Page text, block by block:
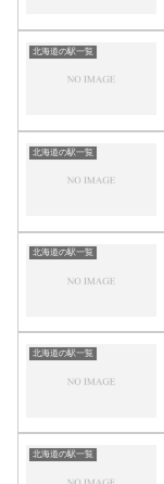
北海道の駅一覧
北海道の駅一覧
北海道の駅一覧
北海道の駅一覧
北海道の駅一覧